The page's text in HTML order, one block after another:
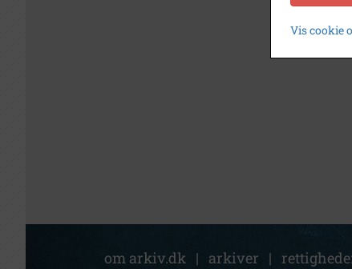
om arkiv.dk | arkiver |
Vis cookie